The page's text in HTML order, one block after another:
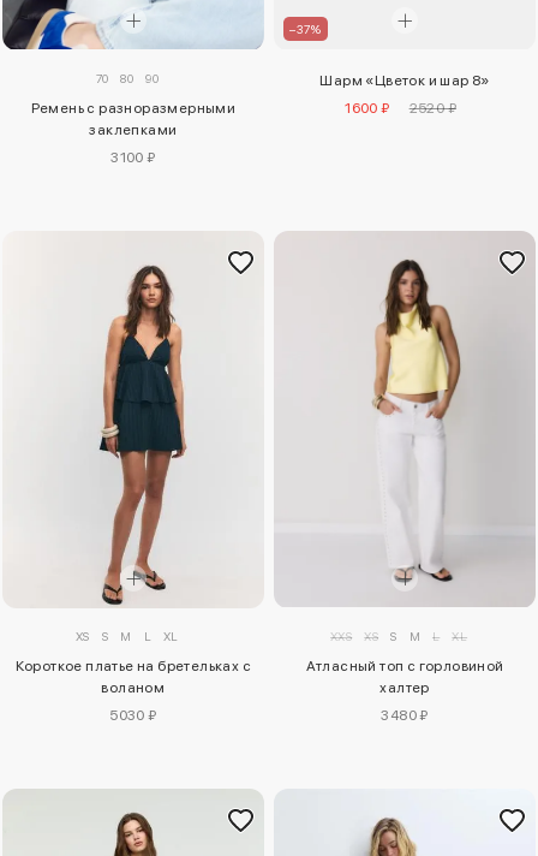
70 80 90
Ремень с разноразмерными
заклепками
3100 ₽
–37%
Шарм «Цветок и шар 8»
1600 ₽
2520 ₽
XS S M L XL
Короткое платье на бретельках с
воланом
5030 ₽
XXS XS S M L XL
Атласный топ с горловиной
халтер
3480 ₽